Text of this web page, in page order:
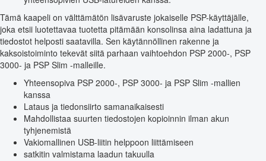
Tämä kaapeli on välttämätön lisävaruste jokaiselle PSP-käyttäjälle,
joka etsii luotettavaa tuotetta pitämään konsolinsa aina ladattuna ja
tiedostot helposti saatavilla. Sen käytännöllinen rakenne ja
kaksoistoiminto tekevät siitä parhaan vaihtoehdon PSP 2000-, PSP
3000- ja PSP Slim -malleille.
Yhteensopiva PSP 2000-, PSP 3000- ja PSP Slim -mallien
kanssa
Lataus ja tiedonsiirto samanaikaisesti
Mahdollistaa suurten tiedostojen kopioinnin ilman akun
tyhjenemistä
Vakiomallinen USB-liitin helppoon liittämiseen
satkitin valmistama laadun takuulla